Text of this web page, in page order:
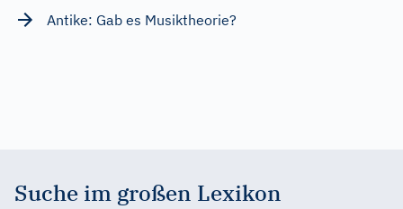
Antike: Gab es Musiktheorie?
Suche im großen Lexikon